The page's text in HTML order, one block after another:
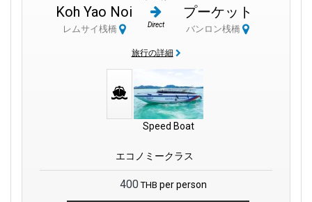
Koh Yao Noi
レムサイ桟橋 Direct
プーケット
バンロン桟橋
旅行の詳細
Speed Boat
エコノミークラス
400 THB per person